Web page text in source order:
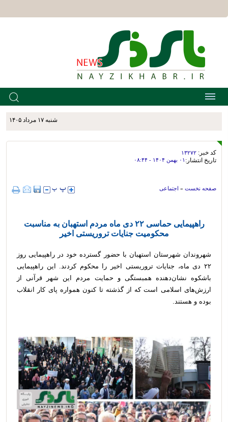
شنبه ۱۷ مرداد ۱۴۰۵
کد خبر: ۱۳۲۷۲
تاریخ انتشار: ۰۱ بهمن ۱۴۰۴ - ۰۸:۴۴
صفحه نخست » اجتماعی
راهپیمایی حماسی ۲۲ دی ماه مردم استهبان به مناسبت
محکومیت جنایات تروریستی اخیر
شهروندان شهرستان استهبان با حضور گسترده خود در راهپیمایی روز
۲۲ دی ماه، جنایات تروریستی اخیر را محکوم کردند. این راهپیمایی
باشکوه نشان‌دهنده همبستگی و حمایت مردم این شهر قرآنی از
ارزش‌های اسلامی است که از گذشته تا کنون همواره پای کار انقلاب
بوده و هستند.